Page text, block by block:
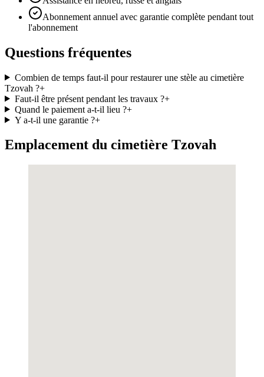
Abonnement annuel avec garantie complète pendant tout
l'abonnement
Questions fréquentes
Combien de temps faut-il pour restaurer une stèle au cimetière
Tzovah ?+
Faut-il être présent pendant les travaux ?+
Quand le paiement a-t-il lieu ?+
Y a-t-il une garantie ?+
Emplacement du cimetière Tzovah